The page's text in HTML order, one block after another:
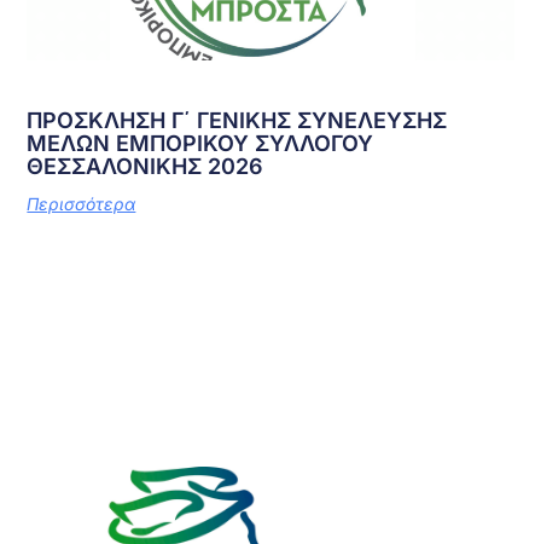
ΠΡΟΣΚΛΗΣΗ Γ΄ ΓΕΝΙΚΗΣ ΣΥΝΕΛΕΥΣΗΣ
ΜΕΛΩΝ ΕΜΠΟΡΙΚΟΥ ΣΥΛΛΟΓΟΥ
ΘΕΣΣΑΛΟΝΙΚΗΣ 2026
Περισσότερα